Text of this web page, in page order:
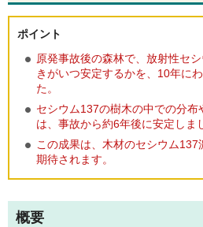
ポイント
原発事故後の森林で、放射性セ
きがいつ安定するかを、10年に
た。
セシウム137の樹木の中での分
は、事故から約6年後に安定しま
この成果は、木材のセシウム
期待されます。
概要